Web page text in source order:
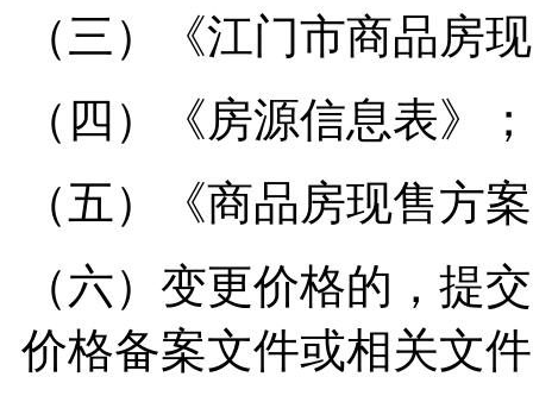
（三）《江门市商品房
（四）《房源信息表》；
（五）《商品房现售方
（六）变更价格的，提
价格备案文件或相关文